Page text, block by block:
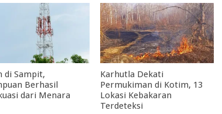
di Sampit,
Berhasil
dari Menara
Karhutla Dekati
Permukiman di Kotim, 13
Lokasi Kebakaran
Terdeteksi